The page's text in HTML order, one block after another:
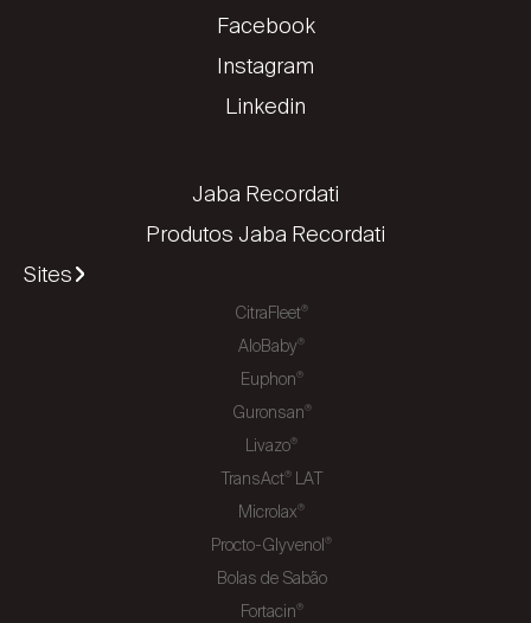
Facebook
Instagram
Linkedin
Jaba Recordati
Produtos Jaba Recordati
Sites
CitraFleet®
AloBaby®
Euphon®
Guronsan®
Livazo®
TransAct®LAT
Microlax®
Procto-Glyvenol®
Bolas de Sabão
Fortacin®